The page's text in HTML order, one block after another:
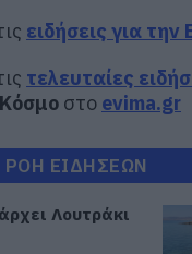
ειδήσεις για την
τελευταίες
Κόσμο στο evima.gr
ΡΟΗ ΕΙΔΗΣΕΩΝ
Λουτράκι